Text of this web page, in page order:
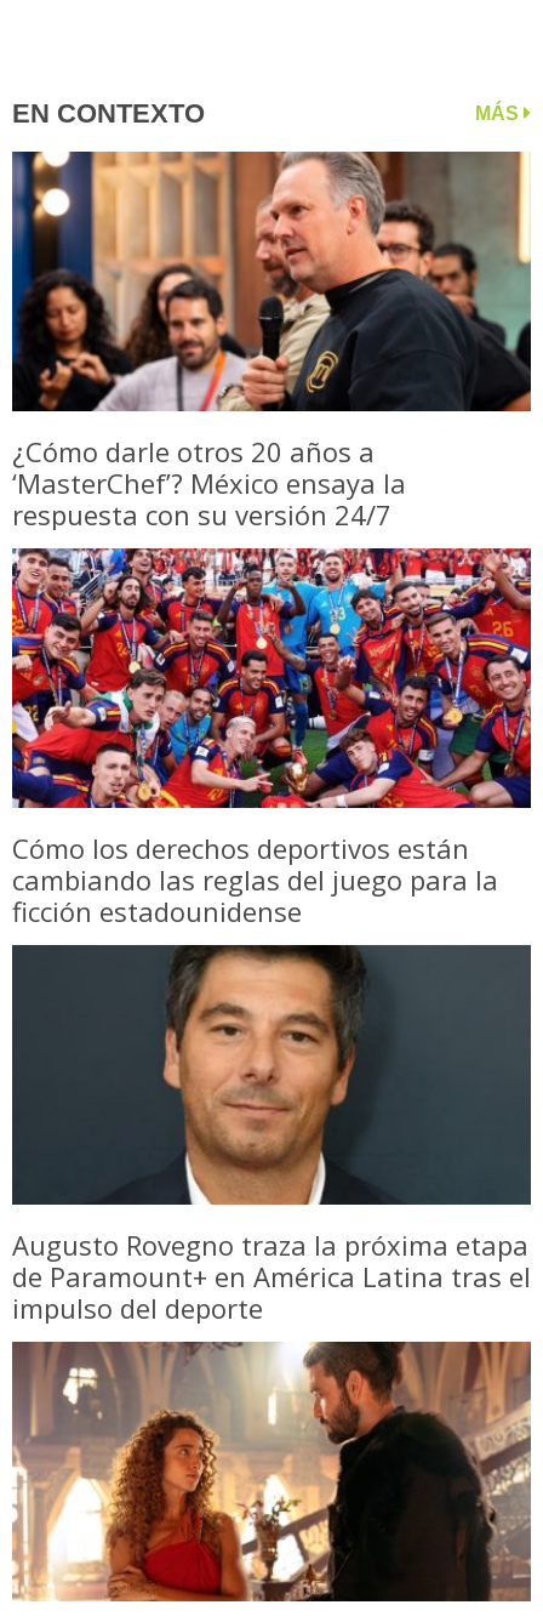
EN CONTEXTO MÁS
¿Cómo darle otros 20 años a
‘MasterChef’? México ensaya la
respuesta con su versión 24/7
Cómo los derechos deportivos están
cambiando las reglas del juego para la
ficción estadounidense
Augusto Rovegno traza la próxima etapa
de Paramount+ en América Latina tras el
impulso del deporte